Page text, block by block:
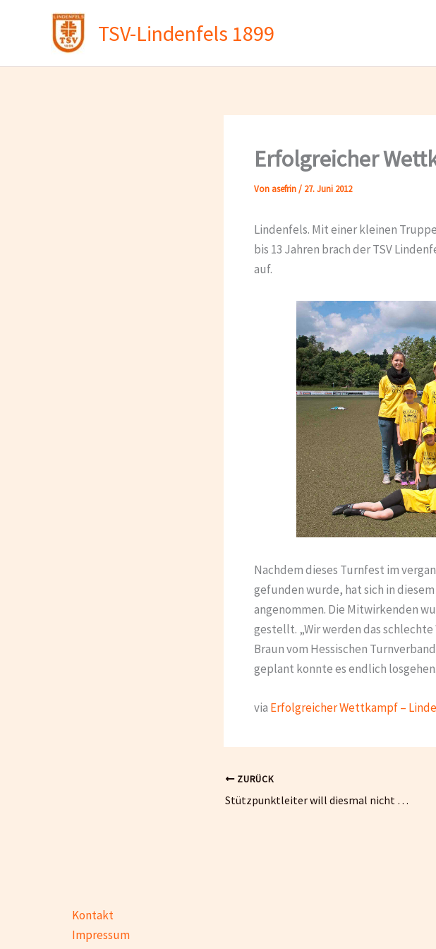
TSV-Lindenfels 1899
Erfolgreicher
Von asefrin/ 27. Juni 2012
Lindenfels. Mit einer kleinen
bis 13 Jahren brach der TSV
auf.
Nachdem dieses Turnfest im
gefunden wurde, hat sich in
angenommen. Die Mitwirkenden
gestellt. „Wir werden das
Braun vom Hessischen
geplant konnte es endlich losgehen.
via Erfolgreicher Wettkampf –
ZURÜCK
Stützpunktleiter will diesmal nicht alleine trainieren
Kontakt
Impressum